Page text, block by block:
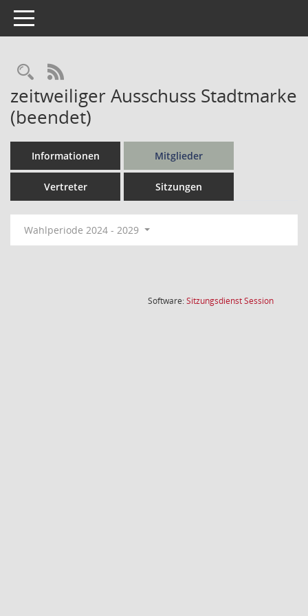
Toggle navigation
Rechercheauswahl
RSS-Feed
zeitweiliger Ausschuss Stadtmarke
(beendet)
Informationen Mitglieder
Vertreter Sitzungen
Wahlperiode 2024 - 2029
Software:SitzungsdienstSession(Wird in